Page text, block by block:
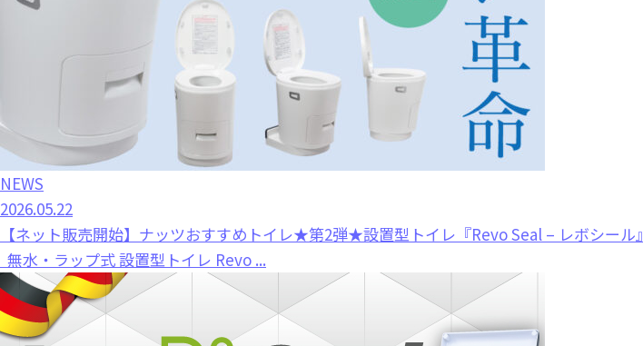
NEWS
2026.05.22
【ネット販売開始】ナッツおすすめトイレ★第2弾★設置型トイレ『Revo Seal – レボシール』
無水・ラップ式 設置型トイレ Revo ...